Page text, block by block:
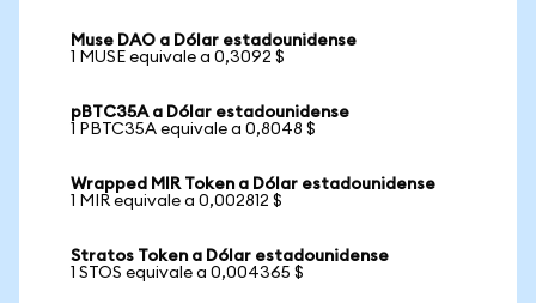
Muse DAO a Dólar estadounidense
1 MUSE equivale a 0,3092 $
pBTC35A a Dólar estadounidense
1 PBTC35A equivale a 0,8048 $
Wrapped MIR Token a Dólar estadounidense
1 MIR equivale a 0,002812 $
Stratos Token a Dólar estadounidense
1 STOS equivale a 0,004365 $